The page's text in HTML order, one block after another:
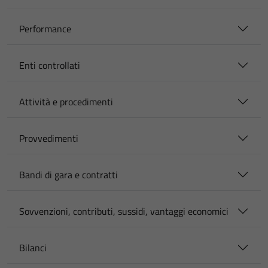
Performance
Enti controllati
Attività e procedimenti
Provvedimenti
Bandi di gara e contratti
Sovvenzioni, contributi, sussidi, vantaggi economici
Bilanci